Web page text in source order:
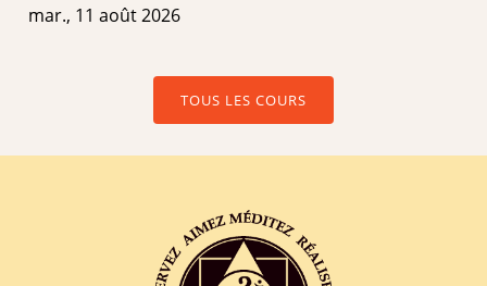
mar., 11 août 2026
TOUS LES COURS